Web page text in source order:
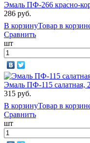
Эмаль ПФ-266 красно-
286 руб.
В корзинуТовар в
Сравнить
шт
Эмаль ПФ-115 салатная,
315 руб.
В корзинуТовар в
Сравнить
шт